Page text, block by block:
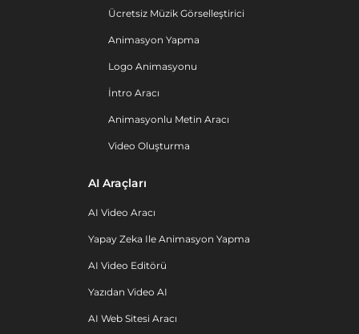
Ücretsiz Müzik Görselleştirici
Animasyon Yapma
Logo Animasyonu
İntro Aracı
Animasyonlu Metin Aracı
Video Oluşturma
AI Araçları
AI Video Aracı
Yapay Zeka Ile Animasyon Yapma
AI Video Editörü
Yazıdan Video AI
AI Web Sitesi Aracı